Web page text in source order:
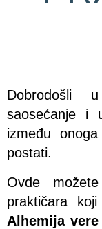
Dobrodošli
saosećanje i
između
postati.
Ovde
praktičara
Alhemija